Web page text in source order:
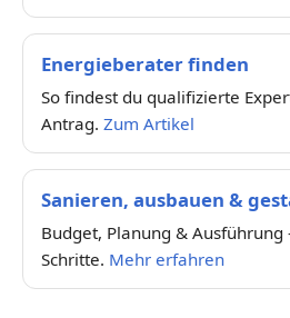
Energieberater finden
So findest du qualifizierte
Antrag. Zum Artikel
Sanieren, ausbauen &
Budget, Planung &
Schritte. Mehr erfahren